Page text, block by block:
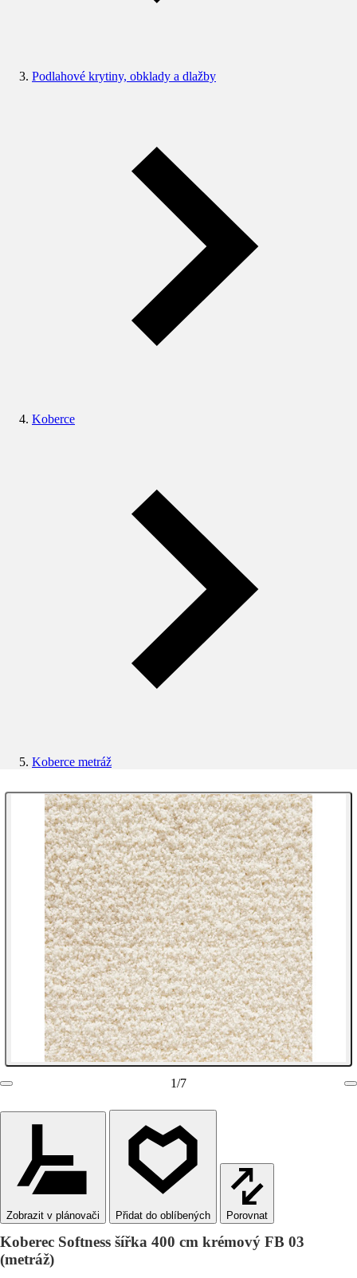
Podlahové krytiny, obklady a dlažby
Koberce
Koberce metráž
1/7
Zobrazit v plánovači Porovnat
Koberec Softness šířka 400 cm krémový FB 03
(metráž)